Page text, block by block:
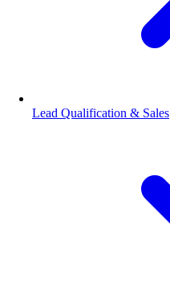
Lead Qualification & Sales